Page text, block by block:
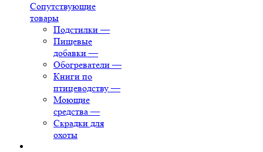
Сопутствующие
товары
Подстилки —
Пищевые
добавки —
Обогреватели —
Книги по
птицеводству —
Моющие
средства —
Скрадки для
охоты